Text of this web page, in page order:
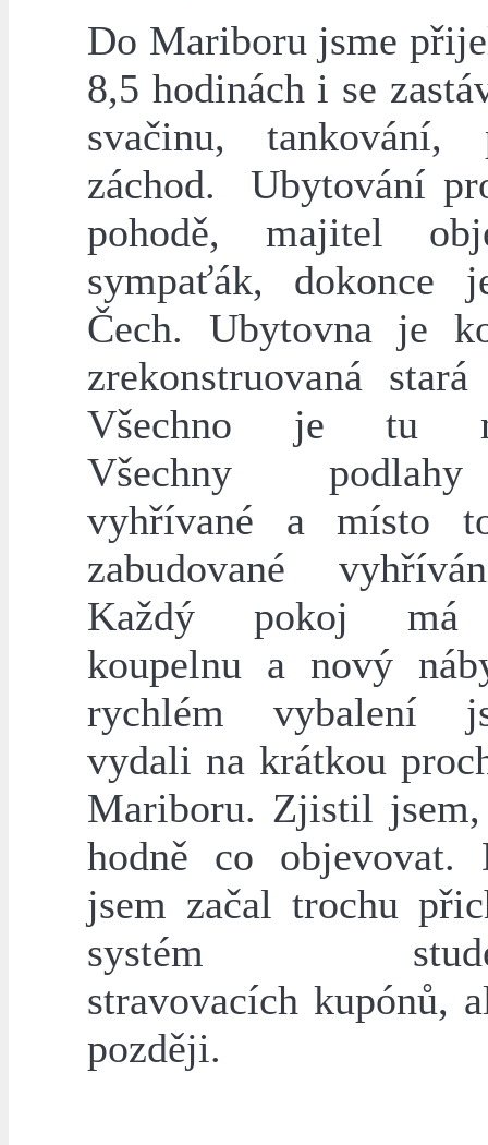
Do Mariboru jsme
8,5 hodinách i se
svačinu, tankování,
záchod. Ubytování
pohodě, majitel
sympaťák, dokonce
Čech. Ubytovna je
zrekonstruovaná
Všechno je tu
Všechny
vyhřívané a místo
zabudované
Každý pokoj má
koupelnu a nový
rychlém vybalení
vydali na krátkou
Mariboru. Zjistil jsem,
hodně co objevovat.
jsem začal trochu
systém
stravovacích kupónů,
později.